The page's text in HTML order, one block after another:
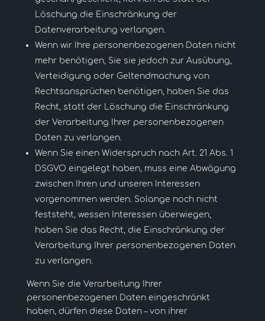
Löschung die Einschränkung der
Datenverarbeitung verlangen.
Wenn wir Ihre personenbezogenen Daten nicht
mehr benötigen, Sie sie jedoch zur Ausübung,
Verteidigung oder Geltendmachung von
Rechtsansprüchen benötigen, haben Sie das
Recht, statt der Löschung die Einschränkung
der Verarbeitung Ihrer personenbezogenen
Daten zu verlangen.
Wenn Sie einen Widerspruch nach Art. 21 Abs. 1
DSGVO eingelegt haben, muss eine Abwägung
zwischen Ihren und unseren Interessen
vorgenommen werden. Solange noch nicht
feststeht, wessen Interessen überwiegen,
haben Sie das Recht, die Einschränkung der
Verarbeitung Ihrer personenbezogenen Daten
zu verlangen.
Wenn Sie die Verarbeitung Ihrer
personenbezogenen Daten eingeschränkt
haben, dürfen diese Daten – von ihrer